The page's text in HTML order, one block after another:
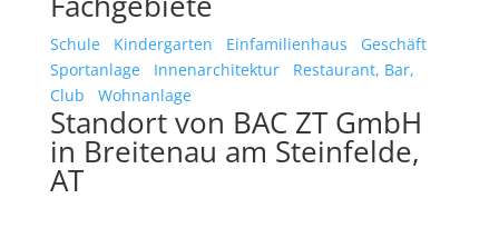
Schule Kindergarten Einfamilienhaus
Geschäft
Sportanlage
Innenarchitektur
Restaurant, Bar,
Club
Wohnanlage
Standort von BAC ZT GmbH
in Breitenau am Steinfelde,
AT